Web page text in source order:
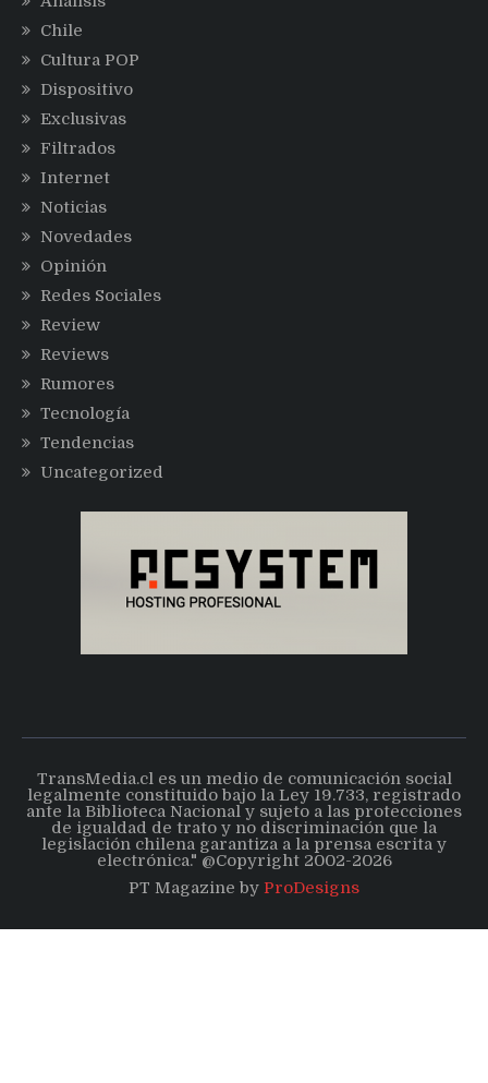
Chile
Cultura POP
Dispositivo
Exclusivas
Filtrados
Internet
Noticias
Novedades
Opinión
Redes Sociales
Review
Reviews
Rumores
Tecnología
Tendencias
Uncategorized
TransMedia.cl es un medio de comunicación social
legalmente constituido bajo la Ley 19.733, registrado
ante la Biblioteca Nacional y sujeto a las protecciones
de igualdad de trato y no discriminación que la
legislación chilena garantiza a la prensa escrita y
electrónica." @Copyright 2002-2026
PT Magazine by ProDesigns